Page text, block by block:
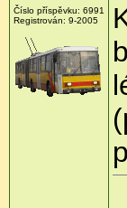
Číslo příspěvku: 6991
Registrován: 9-2005